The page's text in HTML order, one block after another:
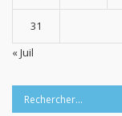
31
« Juil